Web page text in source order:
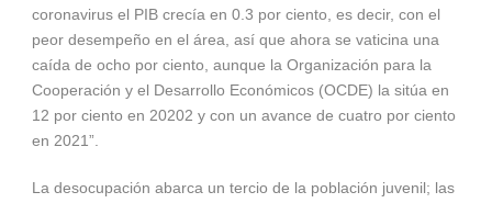
coronavirus el PIB crecía en 0.3 por ciento, es decir, con el
peor desempeño en el área, así que ahora se vaticina una
caída de ocho por ciento, aunque la Organización para la
Cooperación y el Desarrollo Económicos (OCDE) la sitúa en
12 por ciento en 20202 y con un avance de cuatro por ciento
en 2021”.
La desocupación abarca un tercio de la población juvenil; las